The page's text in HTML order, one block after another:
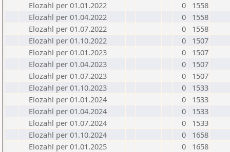
Elozahl per 01.01.2022
0
1558
Elozahl per 01.04.2022
0
1558
Elozahl per 01.07.2022
0
1558
Elozahl per 01.10.2022
0
1507
Elozahl per 01.01.2023
0
1507
Elozahl per 01.04.2023
0
1507
Elozahl per 01.07.2023
0
1507
Elozahl per 01.10.2023
0
1533
Elozahl per 01.01.2024
0
1533
Elozahl per 01.04.2024
0
1533
Elozahl per 01.07.2024
0
1533
Elozahl per 01.10.2024
0
1658
Elozahl per 01.01.2025
0
1658